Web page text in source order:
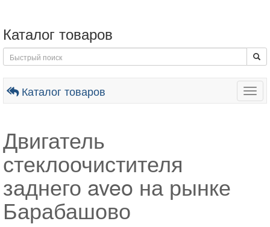
Каталог товаров
Каталог товаров
Двигатель
стеклоочистителя
заднего aveo на рынке
Барабашово